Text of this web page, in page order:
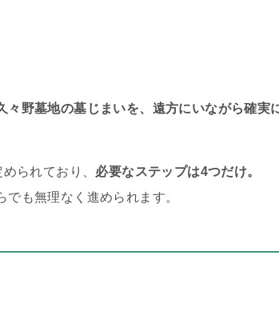
々野墓地の墓じまいを、遠方にいながら確実
られており、 必要なステップは4つだけ。
も無理なく進められます。